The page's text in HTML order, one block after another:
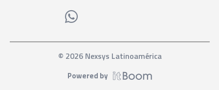
© 2026 Nexsys Latinoamérica
Powered by